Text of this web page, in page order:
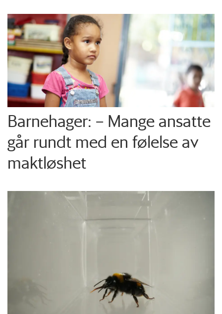
Barnehager: – Mange ansatte
går rundt med en følelse av
maktløshet